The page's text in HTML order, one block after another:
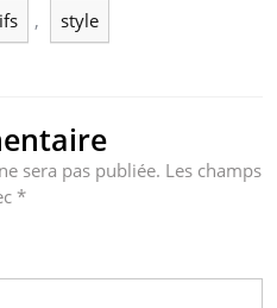
, style
sera pas publiée. Les champs
*